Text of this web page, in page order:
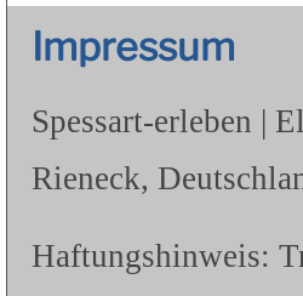
Impressum
Spessart-erleben |
Rieneck,
Haftungshinweis: